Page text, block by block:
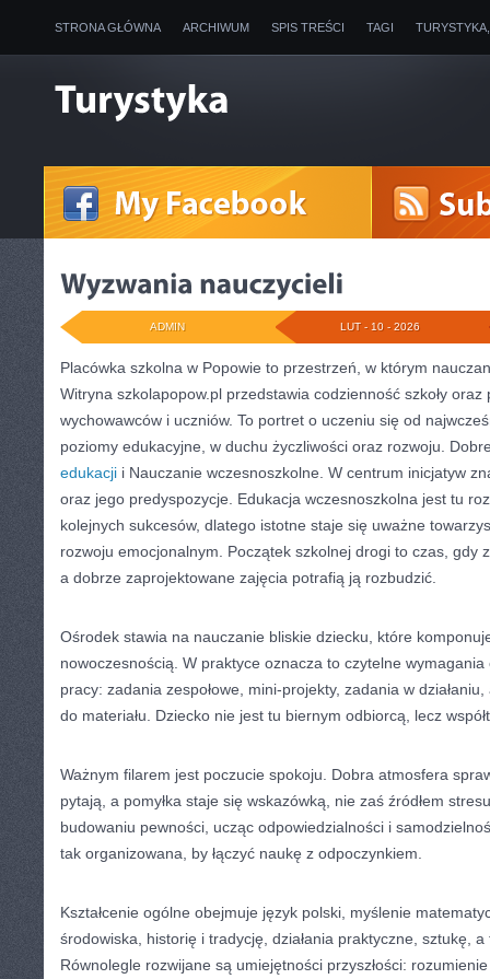
STRONA GŁÓWNA ARCHIWUM SPIS TREŚCI TAGI
LUT - 10 - 2026
ADMIN
Placówka szkolna w Popowie to przestrzeń, w którym
Witryna szkolapopow.pl przedstawia codzienność szkoły oraz
wychowawców i uczniów. To portret o uczeniu się od
poziomy edukacyjne, w duchu życzliwości oraz rozwoju.
edukacji i Nauczanie wczesnoszkolne. W centrum inicjatyw
oraz jego predyspozycje. Edukacja wczesnoszkolna jest tu
kolejnych sukcesów, dlatego istotne staje się uważne
rozwoju emocjonalnym. Początek szkolnej drogi to czas, gdy
a dobrze zaprojektowane zajęcia potrafią ją rozbudzić.
Ośrodek stawia na nauczanie bliskie dziecku, które
nowoczesnością. W praktyce oznacza to czytelne
pracy: zadania zespołowe, mini-projekty, zadania w
do materiału. Dziecko nie jest tu biernym odbiorcą, lecz
Ważnym filarem jest poczucie spokoju. Dobra atmosfera
pytają, a pomyłka staje się wskazówką, nie zaś źródłem
budowaniu pewności, ucząc odpowiedzialności i
tak organizowana, by łączyć naukę z odpoczynkiem.
Kształcenie ogólne obejmuje język polski, myślenie
środowiska, historię i tradycję, działania praktyczne, sztukę,
Równolegle rozwijane są umiejętności przyszłości: